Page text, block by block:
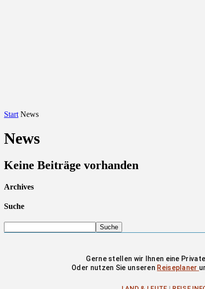
Start News
News
Keine Beiträge vorhanden
Archives
Suche
Gerne stellen wir Ihnen eine
Oder nutzen Sie unseren Reiseplaner